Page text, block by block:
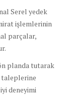
Serel yedek
işlemlerinin
parçalar,
planda tutarak
taleplerine
deneyimi